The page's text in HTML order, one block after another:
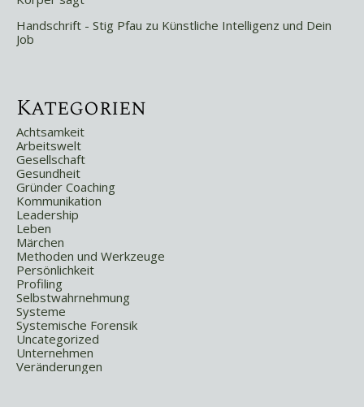
Handschrift - Stig Pfau zu Künstliche Intelligenz und Dein
Job
Kategorien
Achtsamkeit
Arbeitswelt
Gesellschaft
Gesundheit
Gründer Coaching
Kommunikation
Leadership
Leben
Märchen
Methoden und Werkzeuge
Persönlichkeit
Profiling
Selbstwahrnehmung
Systeme
Systemische Forensik
Uncategorized
Unternehmen
Veränderungen